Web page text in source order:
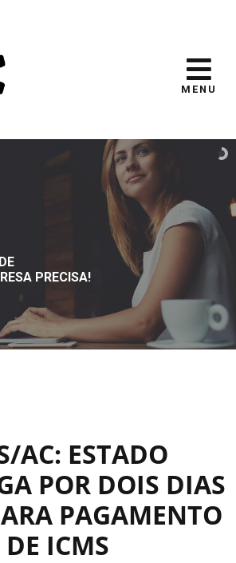
MENU
PRECISA!
AC: ESTADO
POR DOIS DIAS
PAGAMENTO
DE ICMS